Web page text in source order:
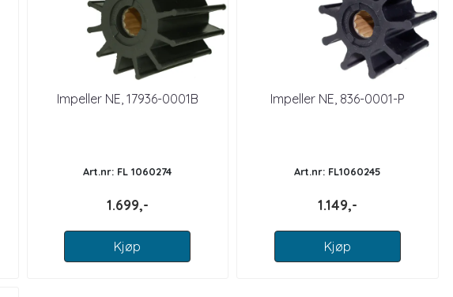
Impeller NE, 17936-0001B
Art.nr: FL 1060274
1.699,-
Kjøp
Impeller NE, 836-0001-P
Art.nr: FL1060245
1.149,-
Kjøp